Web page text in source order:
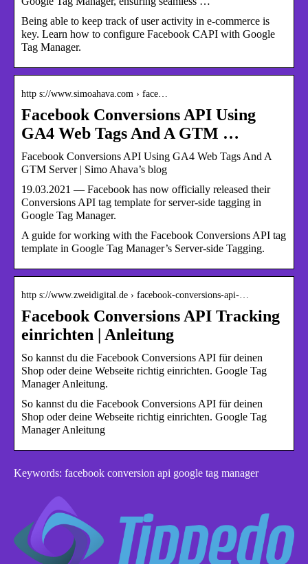
Being able to keep track of user activity in e-commerce is
key. Learn how to configure Facebook CAPI with Google
Tag Manager.
http s://www.simoahava.com › face…
Facebook Conversions API Using
GA4 Web Tags And A GTM …
Facebook Conversions API Using GA4 Web Tags And A
GTM Server | Simo Ahava’s blog
19.03.2021 — Facebook has now officially released their
Conversions API tag template for server-side tagging in
Google Tag Manager.
A guide for working with the Facebook Conversions API tag
template in Google Tag Manager’s Server-side Tagging.
http s://www.zweidigital.de › facebook-conversions-api-…
Facebook Conversions API Tracking
einrichten | Anleitung
So kannst du die Facebook Conversions API für deinen
Shop oder deine Webseite richtig einrichten. Google Tag
Manager Anleitung.
So kannst du die Facebook Conversions API für deinen
Shop oder deine Webseite richtig einrichten. Google Tag
Manager Anleitung
Keywords: facebook conversion api google tag manager